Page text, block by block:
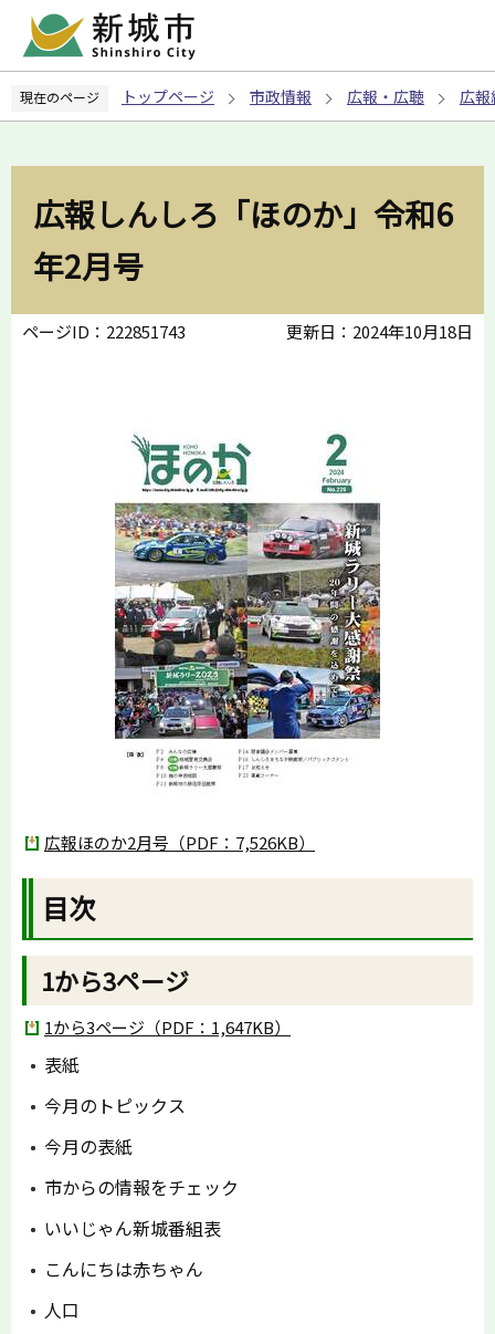
ペ
の
現在のページ トップページ 市政情報 広報・広聴 広報
広報しんしろ「ほのか」令和6
年2月号
ページID：222851743 更新日：2024年10月18日
広報ほのか2月号（PDF：7,526KB）
目次
1から3ページ
1から3ページ（PDF：1,647KB）
表紙
今月のトピックス
今月の表紙
市からの情報をチェック
いいじゃん新城番組表
こんにちは赤ちゃん
人口